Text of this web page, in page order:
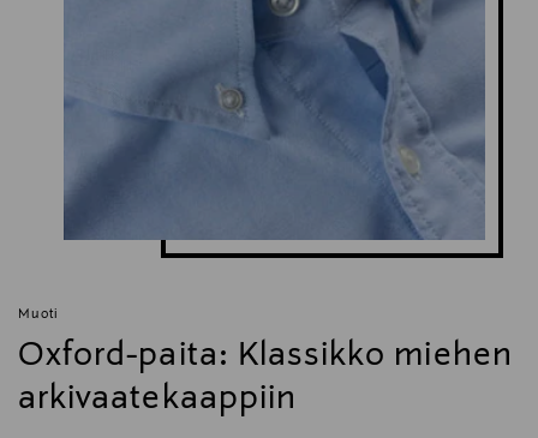
Muoti
Oxford-paita: Klassikko miehen
arkivaatekaappiin